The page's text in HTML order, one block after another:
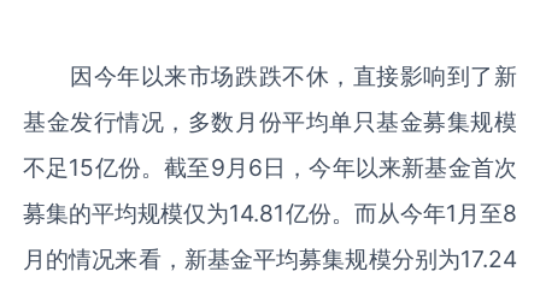
因今年以来市场跌跌不休，直接影响到了新
基金发行情况，多数月份平均单只基金募集规模
不足15亿份。截至9月6日，今年以来新基金首次
募集的平均规模仅为14.81亿份。而从今年1月至8
月的情况来看，新基金平均募集规模分别为17.24